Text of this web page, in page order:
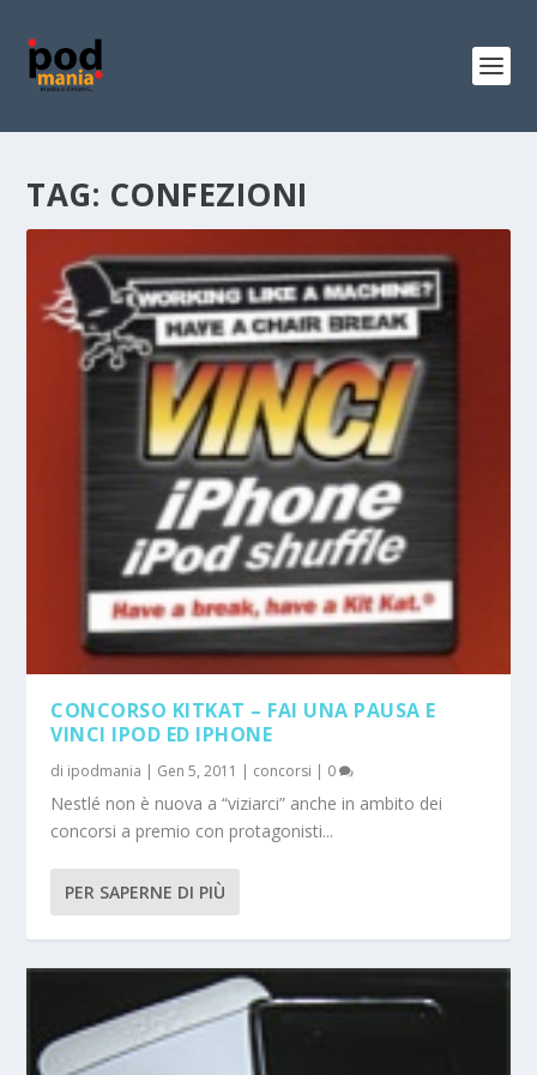
TAG: CONFEZIONI
CONCORSO KITKAT – FAI UNA PAUSA E
VINCI IPOD ED IPHONE
di ipodmania | Gen 5, 2011 | concorsi | 0
Nestlé non è nuova a “viziarci” anche in ambito dei
concorsi a premio con protagonisti...
PER SAPERNE DI PIÙ